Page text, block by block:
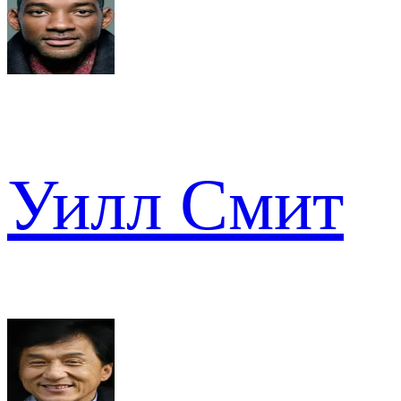
Уилл Смит